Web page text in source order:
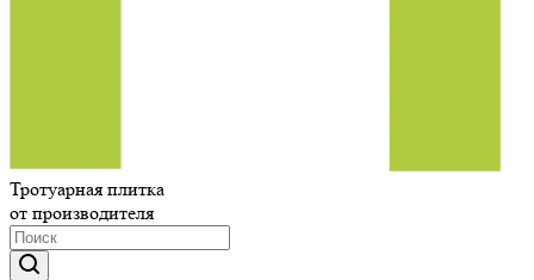
Тротуарная плитка
от производителя